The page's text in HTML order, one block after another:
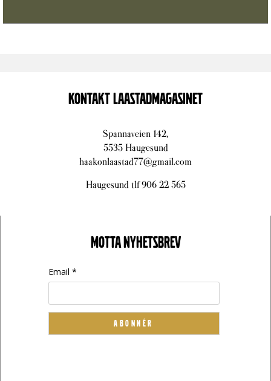
KONTAKT LAASTADMAGASINET
Spannaveien 142,
5535 Haugesund
haakonlaastad77@gmail.com
Haugesund tlf 906 22 565
MOTTA NYHETSBREV
Email *